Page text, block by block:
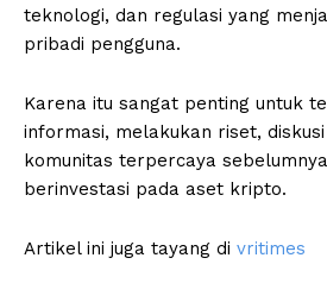
teknologi, dan regulasi yang
pribadi pengguna.
Karena itu sangat penting untuk
informasi, melakukan riset,
komunitas terpercaya
berinvestasi pada aset kripto.
Artikel ini juga tayang di vritimes